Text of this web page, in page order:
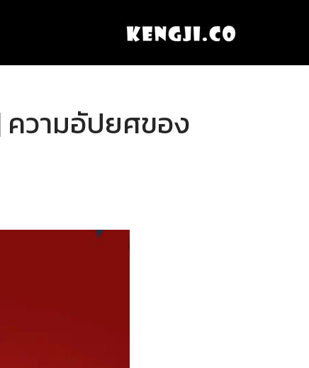
วามอัปยศของ